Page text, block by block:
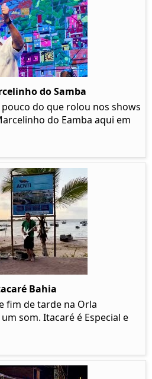
do Samba
do que rolou nos shows
do Eamba aqui em
Bahia
fim de tarde na Orla
som. Itacaré é Especial e